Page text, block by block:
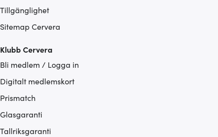
Tillgänglighet
Sitemap Cervera
Klubb Cervera
Bli medlem / Logga in
Digitalt medlemskort
Prismatch
Glasgaranti
Tallriksgaranti